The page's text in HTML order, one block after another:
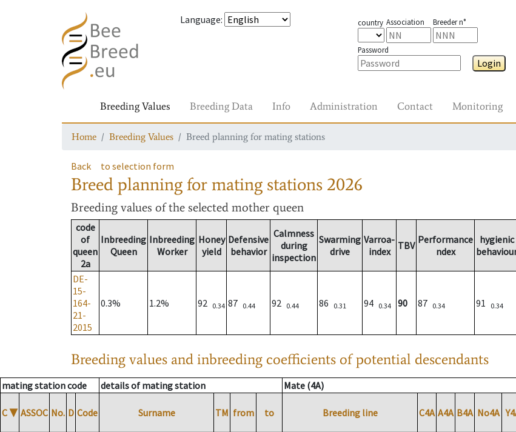
Language: country Association Breeder n°
Password
Login
Breeding Values Breeding Data Info Administration Contact Monitoring
Home Breeding Values Breed planning for mating stations
Back to selection form
Breed planning for mating stations 2026
Breeding values of the selected mother queen
code
of
queen
2a
Inbreeding
Queen
Inbreeding
Worker
Honey
yield
Defensive
behavior
Calmness
during
inspection
Swarming
drive
Varroa-
index
TBV Performance
ndex
hygienic
DE-
15-
164-
21-
2015
0.3% 1.2% 92 0.34 87 0.44 92 0.44 86 0.31 94 0.34 90 87 0.34 91 0.34
Breeding values and inbreeding coefficients of potential descendants
mating station code details of mating station Mate (4A)
C ▼ ASSOC No. D Code Surname TM from to Breeding line C4A A4A B4A No4A